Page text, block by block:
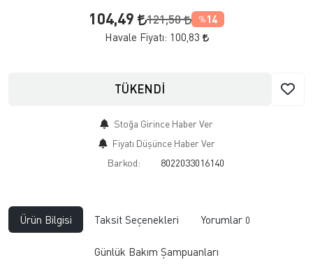
104,49 121,50 % 14
Havale Fiyatı: 100,83
TÜKENDİ
Stoğa Girince Haber Ver
Fiyatı Düşünce Haber Ver
Barkod:
8022033016140
Ürün Bilgisi Taksit Seçenekleri Yorumlar 0
Günlük Bakım Şampuanları